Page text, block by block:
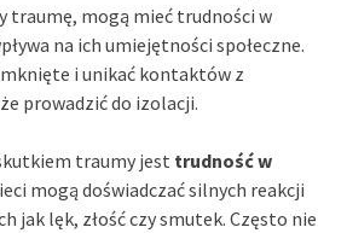
traumę, mogą mieć trudności w
na ich umiejętności społeczne.
i unikać kontaktów z
prowadzić do izolacji.
traumy jest trudność w
mogą doświadczać silnych reakcji
jak lęk, złość czy smutek. Często nie